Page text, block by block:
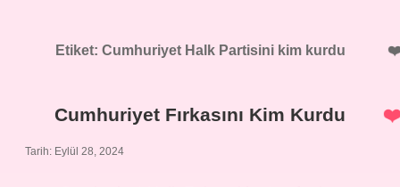
Etiket: Cumhuriyet Halk Partisini kim kurdu
Cumhuriyet Fırkasını Kim Kurdu
Tarih: Eylül 28, 2024